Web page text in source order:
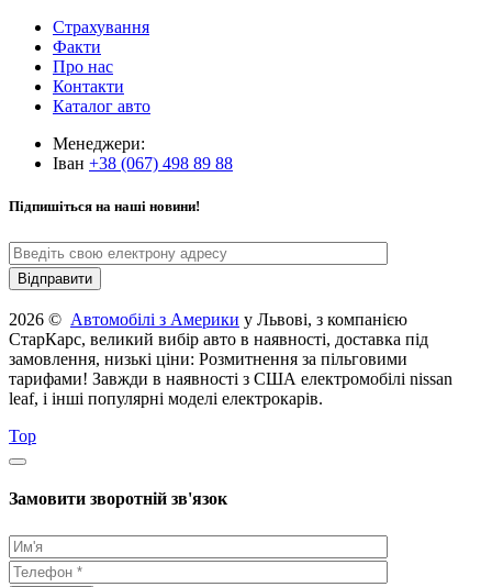
Страхування
Факти
Про нас
Контакти
Каталог авто
Менеджери:
Іван +38 (067) 498 89 88
Підпишіться на наші новини!
2026 © Автомобілі з Америки у Львові, з компанією
СтарКарс, великий вибір авто в наявності, доставка під
замовлення, низькі ціни: Розмитнення за пільговими
тарифами! Завжди в наявності з США електромобілі nissan
leaf, і інші популярні моделі електрокарів.
Top
Замовити зворотній зв'язок